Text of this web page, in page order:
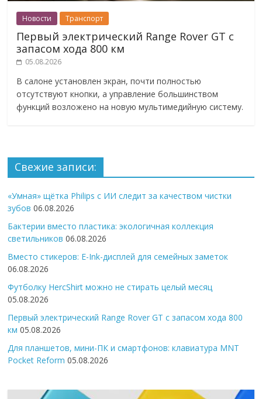
Новости Транспорт
Первый электрический Range Rover GT с
запасом хода 800 км
05.08.2026
В салоне установлен экран, почти полностью
отсутствуют кнопки, а управление большинством
функций возложено на новую мультимедийную систему.
Свежие записи:
«Умная» щётка Philips с ИИ следит за качеством чистки
зубов 06.08.2026
Бактерии вместо пластика: экологичная коллекция
светильников 06.08.2026
Вместо стикеров: E-Ink-дисплей для семейных заметок
06.08.2026
Футболку HercShirt можно не стирать целый месяц
05.08.2026
Первый электрический Range Rover GT с запасом хода 800
км 05.08.2026
Для планшетов, мини-ПК и смартфонов: клавиатура MNT
Pocket Reform 05.08.2026